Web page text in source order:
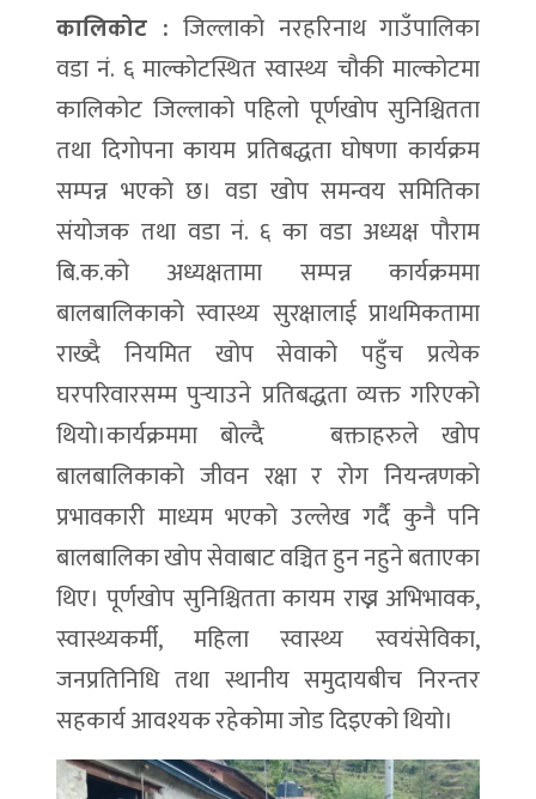
कालिकोट : जिल्लाको नरहरिनाथ गाउँपालिका
वडा नं. ६ माल्कोटस्थित स्वास्थ्य चौकी माल्कोटमा
कालिकोट जिल्लाको पहिलो पूर्णखोप सुनिश्चितता
तथा दिगोपना कायम प्रतिबद्धता घोषणा कार्यक्रम
सम्पन्न भएको छ। वडा खोप समन्वय समितिका
संयोजक तथा वडा नं. ६ का वडा अध्यक्ष पौराम
बि.क.को अध्यक्षतामा सम्पन्न कार्यक्रममा
बालबालिकाको स्वास्थ्य सुरक्षालाई प्राथमिकतामा
राख्दै नियमित खोप सेवाको पहुँच प्रत्येक
घरपरिवारसम्म पुर्‍याउने प्रतिबद्धता व्यक्त गरिएको
थियो।कार्यक्रममा बोल्दै बक्ताहरुले खोप
बालबालिकाको जीवन रक्षा र रोग नियन्त्रणको
प्रभावकारी माध्यम भएको उल्लेख गर्दै कुनै पनि
बालबालिका खोप सेवाबाट वञ्चित हुन नहुने बताएका
थिए। पूर्णखोप सुनिश्चितता कायम राख्न अभिभावक,
स्वास्थ्यकर्मी, महिला स्वास्थ्य स्वयंसेविका,
जनप्रतिनिधि तथा स्थानीय समुदायबीच निरन्तर
सहकार्य आवश्यक रहेकोमा जोड दिइएको थियो।